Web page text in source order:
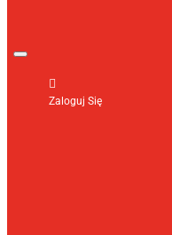
Zaloguj Się